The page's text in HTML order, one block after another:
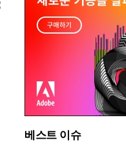
베스트 이슈